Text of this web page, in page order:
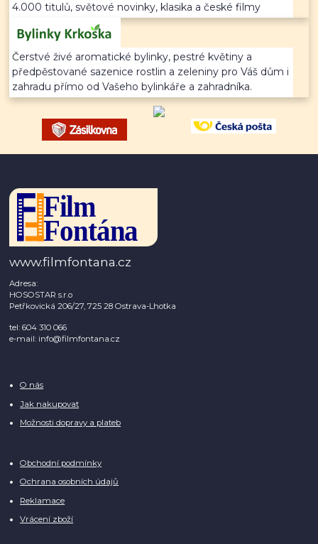
4.000 titulů, světové novinky, klasika a české filmy
Čerstvé živé aromatické bylinky, pestré květiny a
předpěstované sazenice rostlin a zeleniny pro Váš dům i
zahradu přímo od Vašeho bylinkáře a zahradníka.
www.filmfontana.cz
Adresa:
HOSOSTAR s.r.o
Petřkovická 206/27, 725 28 Ostrava-Lhotka
tel: 604 310 066
e-mail: info@filmfontana.cz
O nás
Jak nakupovat
Možnosti dopravy a plateb
Obchodní podmínky
Ochrana osobních údajů
Reklamace
Vrácení zboží